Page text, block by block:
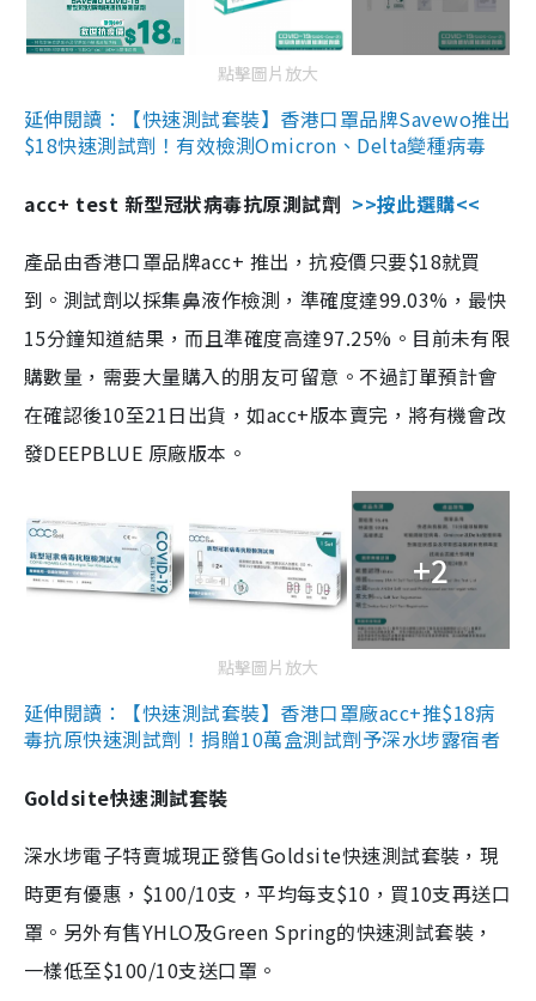
點擊圖片放大
延伸閱讀：【快速測試套裝】香港口罩品牌Savewo推出
$18快速測試劑！有效檢測Omicron、Delta變種病毒
acc+ test 新型冠狀病毒抗原測試劑 >>按此選購<<
產品由香港口罩品牌acc+ 推出，抗疫價只要$18就買
到。測試劑以採集鼻液作檢測，準確度達99.03%，最快
15分鐘知道結果，而且準確度高達97.25%。目前未有限
購數量，需要大量購入的朋友可留意。不過訂單預計會
在確認後10至21日出貨，如acc+版本賣完，將有機會改
發DEEPBLUE 原廠版本。
+2
點擊圖片放大
延伸閱讀：【快速測試套裝】香港口罩廠acc+推$18病
毒抗原快速測試劑！捐贈10萬盒測試劑予深水埗露宿者
Goldsite快速測試套裝
深水埗電子特賣城現正發售Goldsite快速測試套裝，現
時更有優惠，$100/10支，平均每支$10，買10支再送口
罩。另外有售YHLO及Green Spring的快速測試套裝，
一樣低至$100/10支送口罩。